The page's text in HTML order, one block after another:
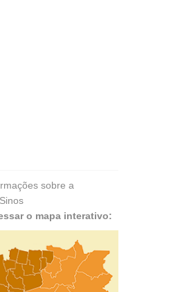
sobre a
o mapa interativo: